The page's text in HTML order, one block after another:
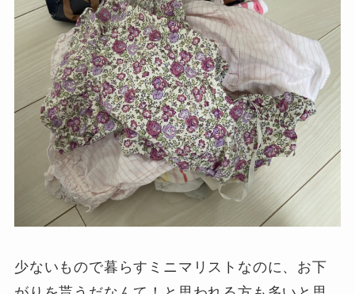
少ないもので暮らすミニマリストなのに、お下